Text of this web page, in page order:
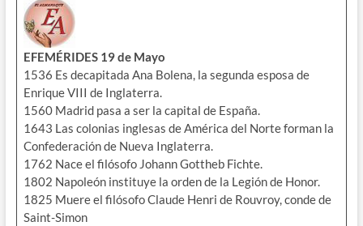
EFEMÉRIDES 19 de Mayo
1536 Es decapitada Ana Bolena, la segunda esposa de
Enrique VIII de Inglaterra.
1560 Madrid pasa a ser la capital de España.
1643 Las colonias inglesas de América del Norte forman la
Confederación de Nueva Inglaterra.
1762 Nace el filósofo Johann Gottheb Fichte.
1802 Napoleón instituye la orden de la Legión de Honor.
1825 Muere el filósofo Claude Henri de Rouvroy, conde de
Saint-Simon